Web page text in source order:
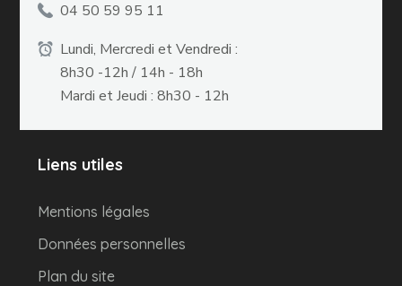
04 50 59 95 11
Lundi, Mercredi et Vendredi :
8h30 -12h / 14h - 18h
Mardi et Jeudi : 8h30 - 12h
Liens utiles
Mentions légales
Données personnelles
Plan du site